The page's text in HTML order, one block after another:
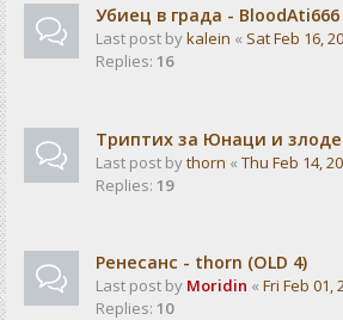
Убиец в града - BloodAti666
Last post bykalein « Sat Feb 16,
Replies: 16
Триптих за Юнаци и
Last post bythorn « Thu Feb 14,
Replies: 19
Ренесанс - thorn (OLD 4)
Last post by Moridin « Fri Feb 01,
Replies: 10